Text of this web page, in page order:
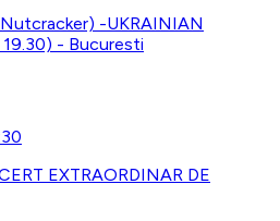
-UKRAINIAN
- Bucuresti
EXTRAORDINAR DE